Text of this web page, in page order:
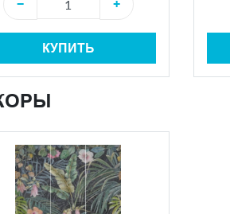
−
+
КУПИТЬ